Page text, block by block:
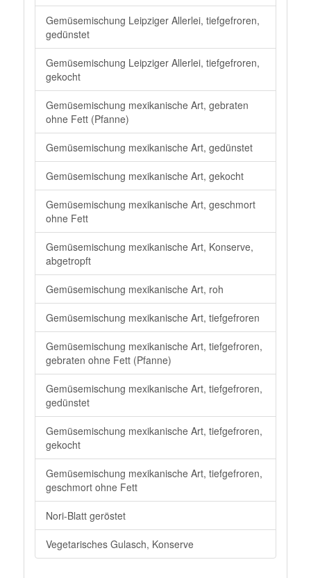
Gemüsemischung Leipziger Allerlei, tiefgefroren,
gedünstet
Gemüsemischung Leipziger Allerlei, tiefgefroren,
gekocht
Gemüsemischung mexikanische Art, gebraten
ohne Fett (Pfanne)
Gemüsemischung mexikanische Art, gedünstet
Gemüsemischung mexikanische Art, gekocht
Gemüsemischung mexikanische Art, geschmort
ohne Fett
Gemüsemischung mexikanische Art, Konserve,
abgetropft
Gemüsemischung mexikanische Art, roh
Gemüsemischung mexikanische Art, tiefgefroren
Gemüsemischung mexikanische Art, tiefgefroren,
gebraten ohne Fett (Pfanne)
Gemüsemischung mexikanische Art, tiefgefroren,
gedünstet
Gemüsemischung mexikanische Art, tiefgefroren,
gekocht
Gemüsemischung mexikanische Art, tiefgefroren,
geschmort ohne Fett
Nori-Blatt geröstet
Vegetarisches Gulasch, Konserve